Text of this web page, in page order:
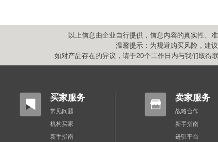
以上信息由企业自行提供，信息内容的真实性、
温馨提示：为规避购买风险，建
如对产品存在的异议，请于20个工作日内与我们取得
买家服务
常见问题
机构买家
新手指南
卖家服务
战略合作
新手指南
进驻平台